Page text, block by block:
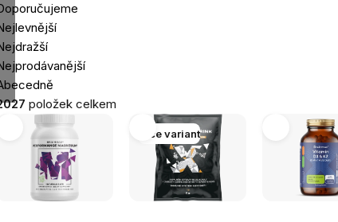
položek celkem
Výpis
produktů
Více variant